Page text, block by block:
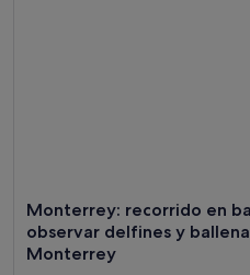
Monterrey: recorrido en
observar delfines y
Monterrey